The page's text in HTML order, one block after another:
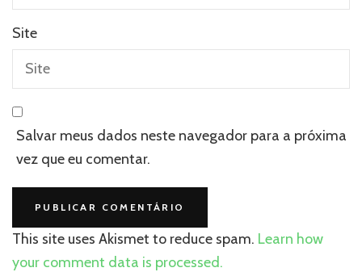
Site
Salvar meus dados neste navegador para a próxima
vez que eu comentar.
This site uses Akismet to reduce spam. Learn how
your comment data is processed.